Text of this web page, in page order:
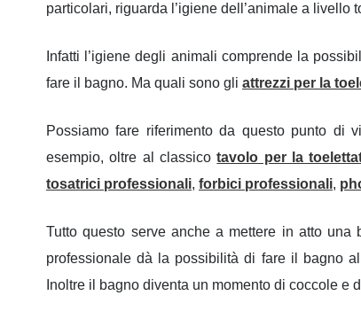
particolari, riguarda l’igiene dell’animale a livello
Infatti l’igiene degli animali comprende la
fare il bagno. Ma quali sono gli attrezzi per la
Possiamo fare riferimento da questo punto di
esempio, oltre al classicotavolo per la
tosatrici professionali, forbici professionali,
Tutto questo serve anche a mettere in atto
professionale dà la possibilità di fare il bagno
Inoltre il bagno diventa un momento di coccole e